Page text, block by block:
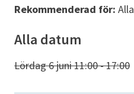
Rekommenderad för: Alla
Alla datum
Lördag 6 juni 11:00 - 17:00